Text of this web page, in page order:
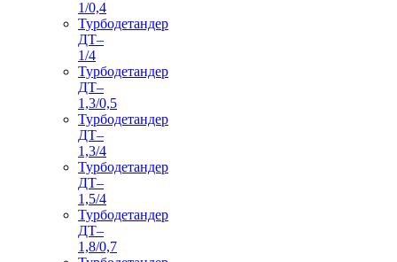
1/0,4
Турбодетандер
ДТ–
1/4
Турбодетандер
ДТ–
1,3/0,5
Турбодетандер
ДТ–
1,3/4
Турбодетандер
ДТ–
1,5/4
Турбодетандер
ДТ–
1,8/0,7